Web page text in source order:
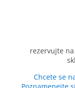
rezervujte
Chcete se